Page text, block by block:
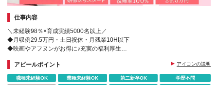
仕事内容
＼未経験98％×育成実績5000名以上／
◆月収例29.5万円・土日祝休・月残業10H以下
◆映画やアフヌンがお得に♪充実の福利厚生
◆Web面接1回＆最短即日内定
アピールポイント アイコンの説明
職種未経験OK 業種未経験OK 第二新卒OK
学歴不問